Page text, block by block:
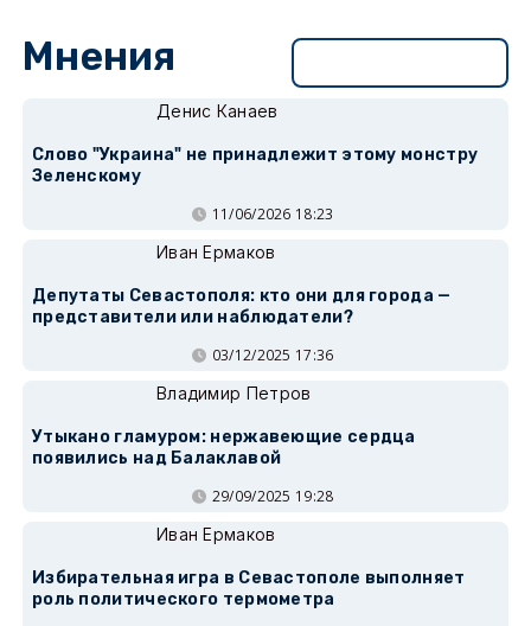
Мнения
Денис Канаев
Слово "Украина" не принадлежит этому монстру
Зеленскому
11/06/2026 18:23
Иван Ермаков
Депутаты Севастополя: кто они для города —
представители или наблюдатели?
03/12/2025 17:36
Владимир Петров
Утыкано гламуром: нержавеющие сердца
появились над Балаклавой
29/09/2025 19:28
Иван Ермаков
Избирательная игра в Севастополе выполняет
роль политического термометра